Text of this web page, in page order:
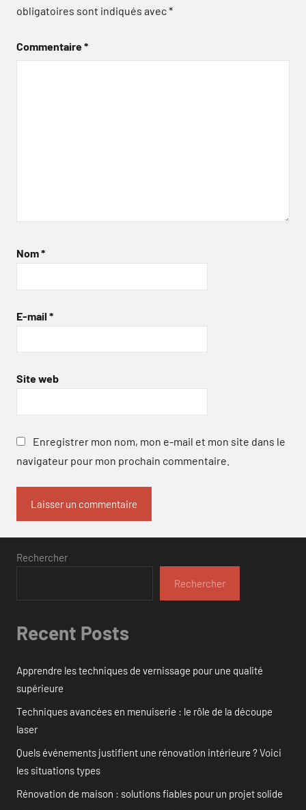
obligatoires sont indiqués avec*
Commentaire*
Nom*
E-mail *
Site web
Enregistrer mon nom, mon e-mail et mon site dans le
navigateur pour mon prochain commentaire.
Rechercher
Rechercher
Recent Posts
Apprendre les techniques de vernissage pour une qualité
supérieure
Techniques avancées en menuiserie : le rôle de la découpe
laser
Quels événements justifient une rénovation intérieure ? Voici
les situations types
Rénovation de maison : solutions fiables pour un projet solide